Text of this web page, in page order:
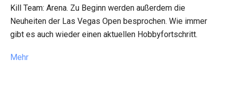
Kill Team: Arena. Zu Beginn werden außerdem die
Neuheiten der Las Vegas Open besprochen. Wie immer
gibt es auch wieder einen aktuellen Hobbyfortschritt.
Mehr